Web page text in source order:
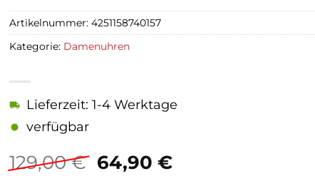
129,00€ Ursprünglicher
64,90€Aktueller
Lieferzeit: 1-4 Werktage
verfügbar
Artikelnummer:4251158740157
Kategorie: Damenuhren